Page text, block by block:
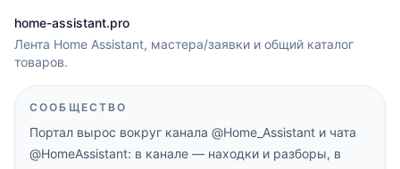
home-assistant.pro
Лента Home Assistant, мастера/заявки и общий каталог
товаров.
СООБЩЕСТВО
Портал вырос вокруг канала @Home_Assistant и чата
@HomeAssistant: в канале — находки и разборы, в